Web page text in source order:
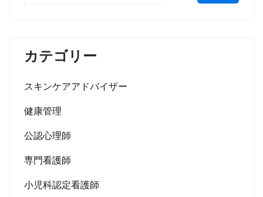
カテゴリー
スキンケアアドバイザー
健康管理
公認心理師
専門看護師
小児科認定看護師